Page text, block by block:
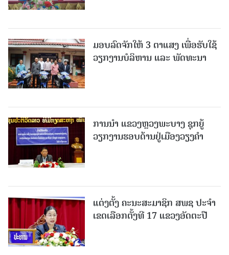
ມອບລົດຈັກໃຫ້ 3 ຕາແສງ ເພື່ອຮັບໃຊ້
ວຽກງານບໍລິຫານ ແລະ ພັດທະນາ
ການນຳ ແຂວງຫຼວງພະບາງ ຊຸກຍູ້
ວຽກງານຮອບດ້ານຢູ່ເມືອງວຽງຄໍາ
ແຕ່ງຕັ້ງ ຄະນະສະມາຊິກ ສພຊ ປະຈຳ
ເຂດເລືອກຕັ້ງທີ 17 ແຂວງອັດຕະປື